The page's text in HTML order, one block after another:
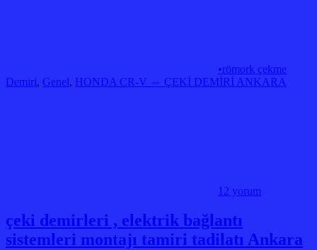
•römork çekme
Demiri, Genel, HONDA CR-V ⇔ ÇEKİ DEMİRİ ANKARA
12 yorum
çeki demirleri , elektrik bağlantı
sistemleri montajı tamiri tadilatı Ankara